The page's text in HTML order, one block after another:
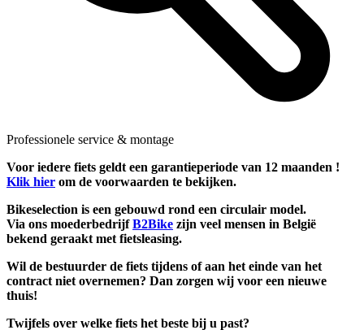
Professionele service & montage
Voor iedere fiets geldt een garantieperiode van 12 maanden !
Klik hier om de voorwaarden te bekijken.
Bikeselection is een gebouwd rond een circulair model.
Via ons moederbedrijfB2Bike zijn veel mensen in België
bekend geraakt met fietsleasing.
Wil de bestuurder de fiets tijdens of aan het einde van het
contract niet overnemen? Dan zorgen wij voor een nieuwe
thuis!
Twijfels over welke fiets het beste bij u past?